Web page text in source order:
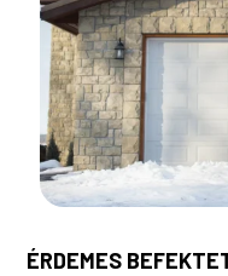
ÉRDEMES